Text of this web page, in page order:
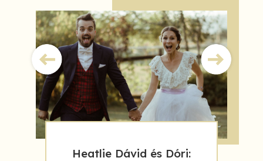
Heatlie Dávid és Dóri: